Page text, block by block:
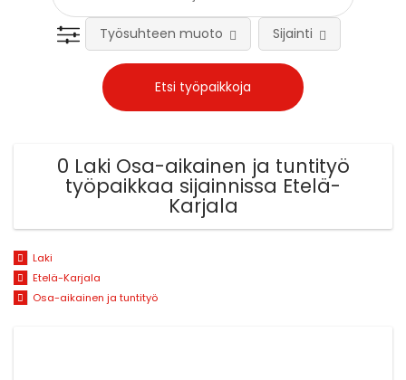
Työsuhteen muoto Sijainti
0 Laki Osa-aikainen ja tuntityö
työpaikkaa sijainnissa Etelä-
Karjala
Laki
Etelä-Karjala
Osa-aikainen ja tuntityö